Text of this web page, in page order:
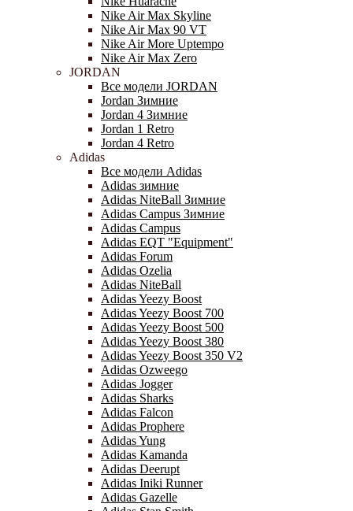
Nike Air Max Skyline
Nike Air Max 90 VT
Nike Air More Uptempo
Nike Air Max Zero
JORDAN
Все модели JORDAN
Jordan Зимние
Jordan 4 Зимние
Jordan 1 Retro
Jordan 4 Retro
Adidas
Все модели Adidas
Adidas зимние
Adidas NiteBall Зимние
Adidas Campus Зимние
Adidas Campus
Adidas EQT "Equipment"
Adidas Forum
Adidas Ozelia
Adidas NiteBall
Adidas Yeezy Boost
Adidas Yeezy Boost 700
Adidas Yeezy Boost 500
Adidas Yeezy Boost 380
Adidas Yeezy Boost 350 V2
Adidas Ozweego
Adidas Jogger
Adidas Sharks
Adidas Falcon
Adidas Prophere
Adidas Yung
Adidas Kamanda
Adidas Deerupt
Adidas Iniki Runner
Adidas Gazelle